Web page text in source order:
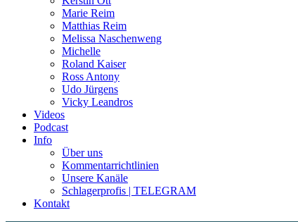
Marie Reim
Matthias Reim
Melissa Naschenweng
Michelle
Roland Kaiser
Ross Antony
Udo Jürgens
Vicky Leandros
Videos
Podcast
Info
Über uns
Kommentarrichtlinien
Unsere Kanäle
Schlagerprofis | TELEGRAM
Kontakt